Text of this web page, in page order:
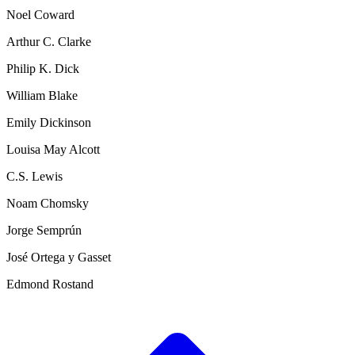
Noel Coward
Arthur C. Clarke
Philip K. Dick
William Blake
Emily Dickinson
Louisa May Alcott
C.S. Lewis
Noam Chomsky
Jorge Semprún
José Ortega y Gasset
Edmond Rostand